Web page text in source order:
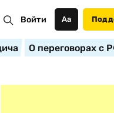
Войти Аа
О переговорах с